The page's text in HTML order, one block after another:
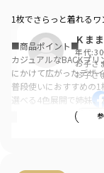
Ｋまま
年代:
お子さ
お子さ
1枚でさらっと着れる
■商品ポイント■
カジュアルなBACKプ
にかけて広がったデザ
普段使いにおすすめの1
選べる4色展開で姉妹、
あって嬉しい♪お名前